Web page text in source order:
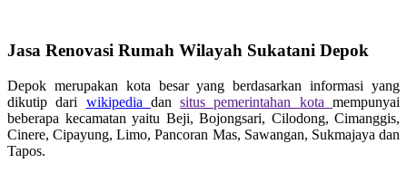
Jasa Renovasi Rumah Wilayah Sukatani Depok
Depok merupakan kota besar yang berdasarkan informasi yang
dikutip dari wikipedia dansitus pemerintahan kotamempunyai
beberapa kecamatan yaitu Beji, Bojongsari, Cilodong, Cimanggis,
Cinere, Cipayung, Limo, Pancoran Mas, Sawangan, Sukmajaya dan
Tapos.